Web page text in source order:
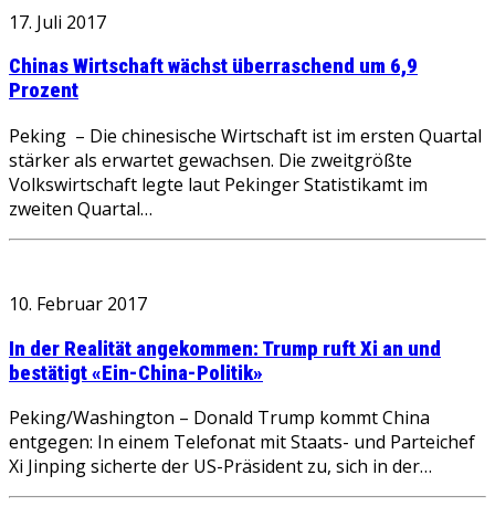
17. Juli 2017
Chinas Wirtschaft wächst überraschend um 6,9
Prozent
Peking – Die chinesische Wirtschaft ist im ersten Quartal
stärker als erwartet gewachsen. Die zweitgrößte
Volkswirtschaft legte laut Pekinger Statistikamt im
zweiten Quartal…
10. Februar 2017
In der Realität angekommen: Trump ruft Xi an und
bestätigt «Ein-China-Politik»
Peking/Washington – Donald Trump kommt China
entgegen: In einem Telefonat mit Staats- und Parteichef
Xi Jinping sicherte der US-Präsident zu, sich in der…